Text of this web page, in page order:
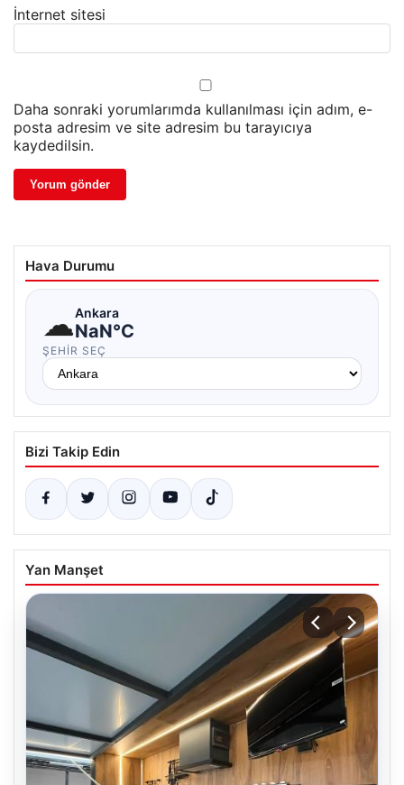
İnternet sitesi
Daha sonraki yorumlarımda kullanılması için adım, e-
posta adresim ve site adresim bu tarayıcıya
kaydedilsin.
Hava Durumu
☁Ankara
NaN°C
ŞEHIR SEÇ
Bizi Takip Edin
Yan Manşet